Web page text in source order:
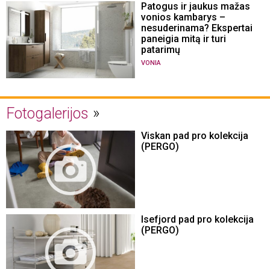
Patogus ir jaukus mažas
vonios kambarys –
nesuderinama? Ekspertai
paneigia mitą ir turi
patarimų
VONIA
Fotogalerijos
Viskan pad pro kolekcija
(PERGO)
Isefjord pad pro kolekcija
(PERGO)